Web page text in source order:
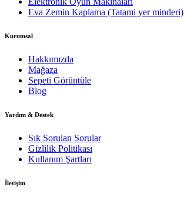
Eva Zemin Kaplama (Tatami yer minderi)
Kurumsal
Hakkımızda
Mağaza
Sepeti Görüntüle
Blog
Yardım & Destek
Sık Sorulan Sorular
Gizlilik Politikası
Kullanım Şartları
İletişim